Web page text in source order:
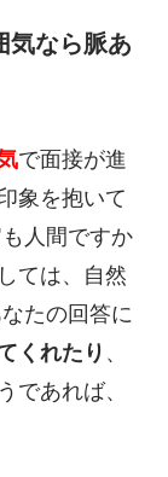
気なら脈あ
で面接が進
象を抱いて
人間ですか
ては、自然
たの回答に
くれたり 、
であれば、